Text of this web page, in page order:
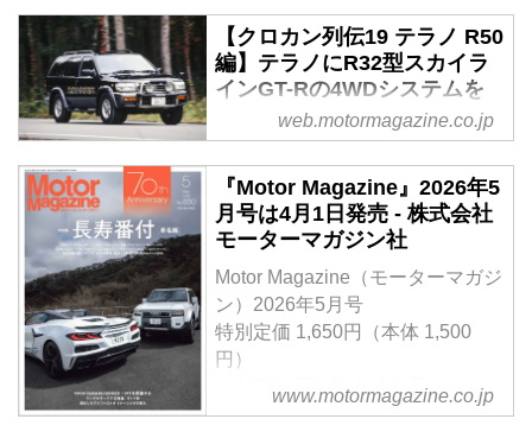
1980年代、「クロカン」ブーム
を支えた4WDが、各自動車メー
カーから続々と発売された。この
連載企画では、今でいうSUVと
は、ひと味もふた味も異なる「泥
出したクロカン4WDを紹介す
る。第18弾は「 日産 テラノ」
だ。
【クロカン列伝19 テラノ R50
編】テラノにR32型スカイラ
インGT-Rの4WDシステムを
投入 - Webモーターマガジン
を支えた4WDが、各自動車メー
カーから続々と発売された。この
連載企画では、今でいうSUVと
臭さやワイルドさ」を前面に押し
出したクロカン4WDを紹介す
る。第19弾は「2代目 テラノ」
だ。
web.motormagazine.co.jp
『Motor Magazine』2026年5
月号は4月1日発売 - 株式会社
モーターマガジン社
Motor Magazine（モーターマガジ
ン）2026年5月号
特別定価 1,650円（本体 1,500
円）
＜創刊70周年記念特大号＞
【大特集】長寿番付 [車名編]
www.motormagazine.co.jp